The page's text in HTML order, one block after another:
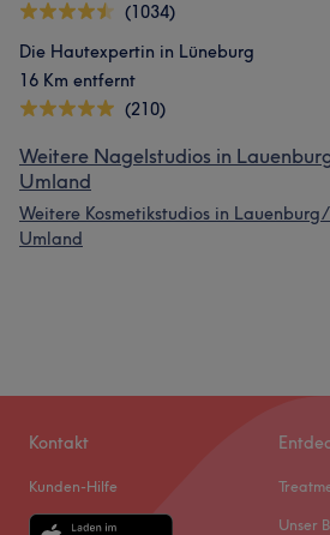
(1034)
Die Hautexpertin in Lüneburg
16 Km entfernt
(210)
Weitere Nagelstudios in
Umland
Weitere Kosmetikstudios in
Umland
Kontakt
Kunden-Hilfe
Unser